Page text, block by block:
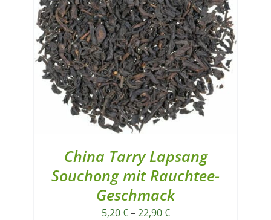
China Tarry Lapsang
Souchong mit Rauchtee-
Geschmack
5,20€–22,90€